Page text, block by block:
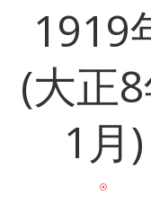
1919
(大正
1月)